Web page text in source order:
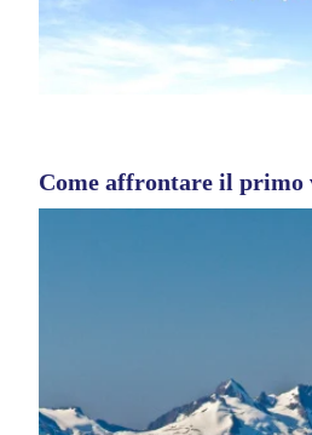
Come affrontare il primo